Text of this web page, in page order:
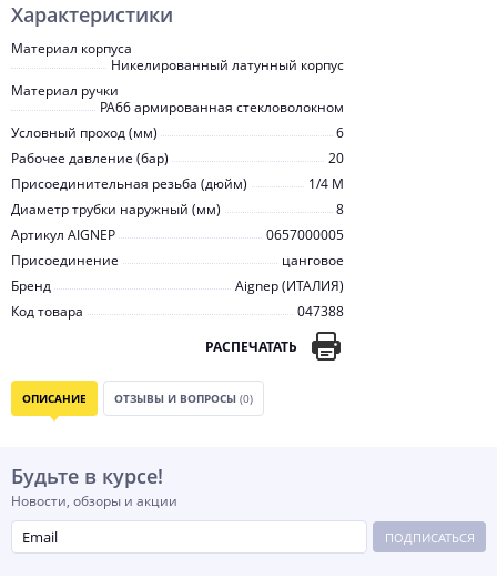
Характеристики
Материал корпуса
Никелированный латунный корпус
Материал ручки
PA66 армированная стекловолокном
Условный проход (мм)
6
Рабочее давление (бар)
20
Присоединительная резьба (дюйм)
1/4 M
Диаметр трубки наружный (мм)
8
Артикул AIGNEP
0657000005
Присоединение
цанговое
Бренд
Aignep (ИТАЛИЯ)
Код товара
047388
РАСПЕЧАТАТЬ
ОПИСАНИЕ ОТЗЫВЫ И ВОПРОСЫ (0)
Будьте в курсе!
Новости, обзоры и акции
ПОДПИСАТЬСЯ